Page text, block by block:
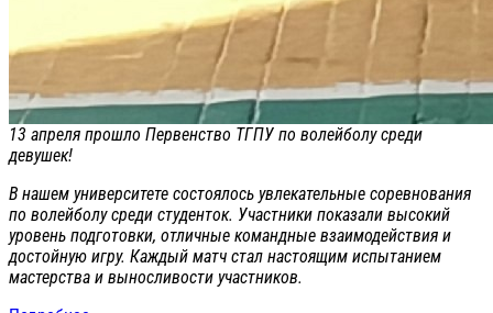
13 апреля прошло Первенство ТГПУ по волейболу среди
девушек!
В нашем университете состоялось увлекательные соревнования
по волейболу среди студенток. Участники показали высокий
уровень подготовки, отличные командные взаимодействия и
достойную игру. Каждый матч стал настоящим испытанием
мастерства и выносливости участников.